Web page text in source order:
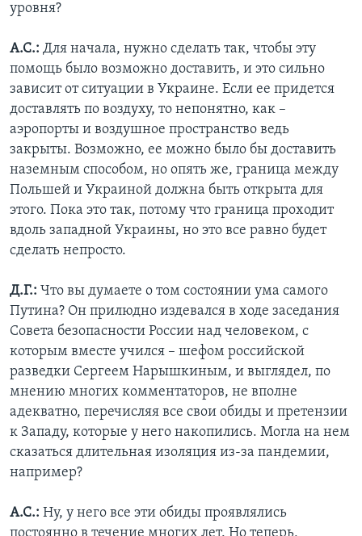
уровня?
А.С.: Для начала, нужно сделать так, чтобы эту
помощь было возможно доставить, и это сильно
зависит от ситуации в Украине. Если ее придется
доставлять по воздуху, то непонятно, как –
аэропорты и воздушное пространство ведь
закрыты. Возможно, ее можно было бы доставить
наземным способом, но опять же, граница между
Польшей и Украиной должна быть открыта для
этого. Пока это так, потому что граница проходит
вдоль западной Украины, но это все равно будет
сделать непросто.
Д.Г.: Что вы думаете о том состоянии ума самого
Путина? Он прилюдно издевался в ходе заседания
Совета безопасности России над человеком, с
которым вместе учился – шефом российской
разведки Сергеем Нарышкиным, и выглядел, по
мнению многих комментаторов, не вполне
адекватно, перечисляя все свои обиды и претензии
к Западу, которые у него накопились. Могла на нем
сказаться длительная изоляция из-за пандемии,
например?
А.С.: Ну, у него все эти обиды проявлялись